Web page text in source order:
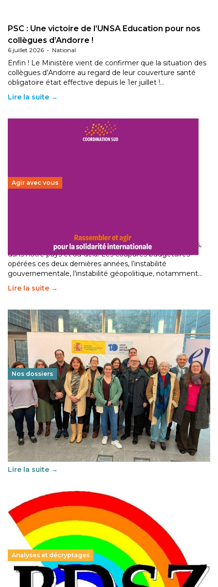
PSC : Une victoire de l’UNSA Education pour nos
collègues d’Andorre !
6 juillet 2026 - National
Enfin ! Le Ministère vient de confirmer que la situation des
collègues d’Andorre au regard de leur couverture santé
obligatoire était effective depuis le 1er juillet !…
Lire la suite →
Agir avec vous
Le secteur humanitaire connaît des difficultés profondes,
dans notre pays et au-delà. Les coupures budgétaires
opérées ces deux dernières années, l’instabilité
gouvernementale, l’instabilité géopolitique, notamment…
Lire la suite →
Nos dossiers
Éducation au vivre-ensemble : un échange croisé
franco-espagnol pour changer d’approche
29 juin 2026-National
Cette année, l'UNSA Éducation a mené un projet Erasmus
soutenu par l'union Européenne et centré sur l'éducation
au vivre-ensemble : quelles différences entre la France…
Lire la suite →
Analyses et décryptages
Hongrie : du changement pour les politiques